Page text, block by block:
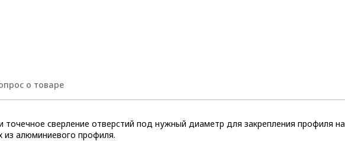
о товаре
сверление отверстий под нужный диаметр для закрепления профиля на
из алюминиевого профиля.